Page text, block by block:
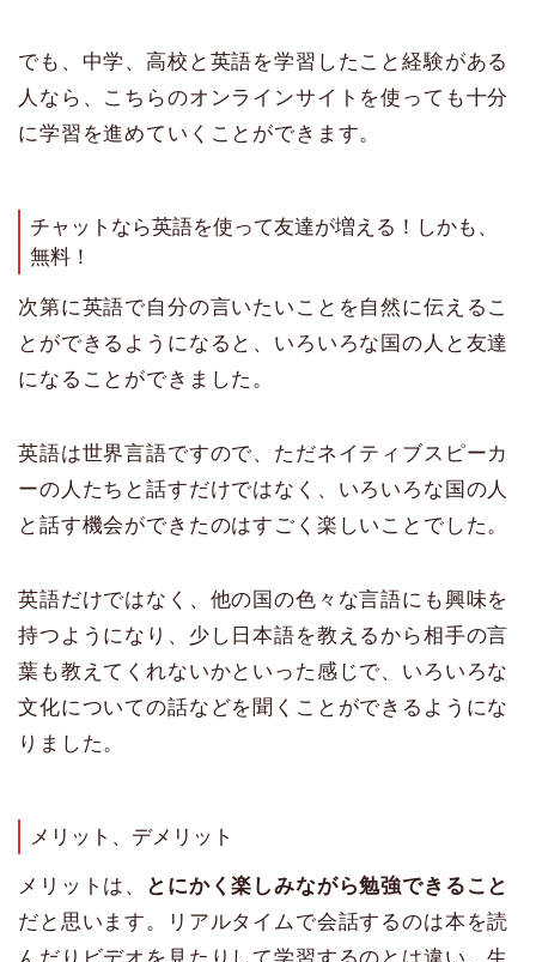
でも、中学、高校と英語を学習したこと経験がある
人なら、こちらのオンラインサイトを使っても十分
に学習を進めていくことができます。
チャットなら英語を使って友達が増える！しかも、
無料！
次第に英語で自分の言いたいことを自然に伝えるこ
とができるようになると、いろいろな国の人と友達
になることができました。
英語は世界言語ですので、ただネイティブスピーカ
ーの人たちと話すだけではなく、いろいろな国の人
と話す機会ができたのはすごく楽しいことでした。
英語だけではなく、他の国の色々な言語にも興味を
持つようになり、少し日本語を教えるから相手の言
葉も教えてくれないかといった感じで、いろいろな
文化についての話などを聞くことができるようにな
りました。
メリット、デメリット
メリットは、
とにかく楽しみながら勉強できること
だと思います。リアルタイムで会話するのは本を読